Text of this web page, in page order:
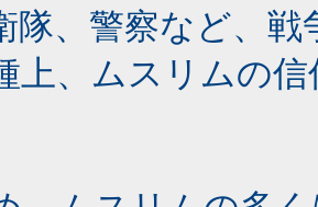
隊、警察など、
上、ムスリムの